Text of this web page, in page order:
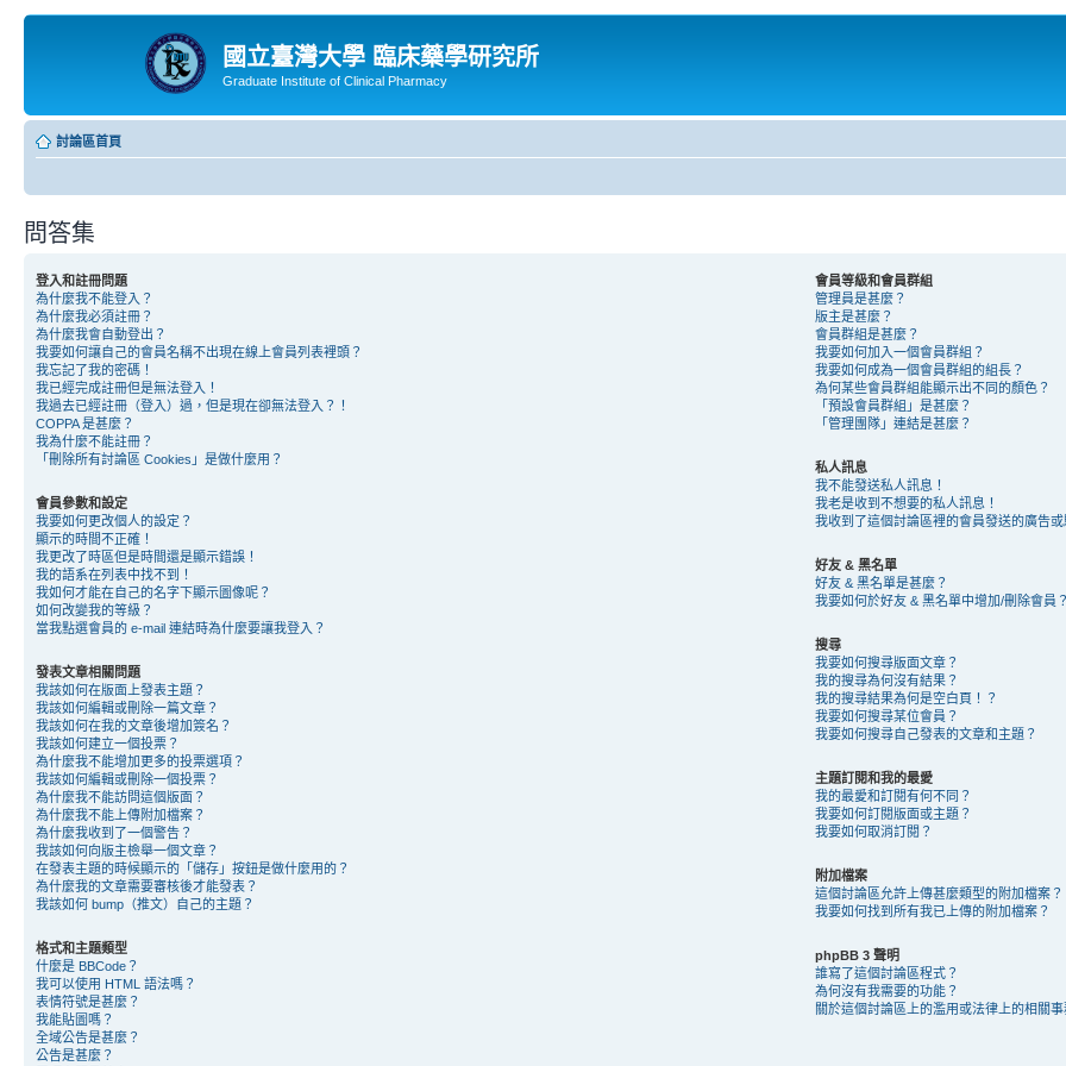
國立臺灣大學 臨床藥學研究所
Graduate Institute of Clinical Pharmacy
討論區首頁
問答集
登入和註冊問題
為什麼我不能登入？
為什麼我必須註冊？
為什麼我會自動登出？
我要如何讓自己的會員名稱不出現在線上會員列表裡頭？
我忘記了我的密碼！
我已經完成註冊但是無法登入！
我過去已經註冊（登入）過，但是現在卻無法登入？！
COPPA 是甚麼？
我為什麼不能註冊？
「刪除所有討論區 Cookies」是做什麼用？
會員參數和設定
我要如何更改個人的設定？
顯示的時間不正確！
我更改了時區但是時間還是顯示錯誤！
我的語系在列表中找不到！
我如何才能在自己的名字下顯示圖像呢？
如何改變我的等級？
當我點選會員的 e-mail 連結時為什麼要讓我登入？
發表文章相關問題
我該如何在版面上發表主題？
我該如何編輯或刪除一篇文章？
我該如何在我的文章後增加簽名？
我該如何建立一個投票？
為什麼我不能增加更多的投票選項？
我該如何編輯或刪除一個投票？
為什麼我不能訪問這個版面？
為什麼我不能上傳附加檔案？
為什麼我收到了一個警告？
我該如何向版主檢舉一個文章？
在發表主題的時候顯示的「儲存」按鈕是做什麼用的？
為什麼我的文章需要審核後才能發表？
我該如何 bump（推文）自己的主題？
格式和主題類型
什麼是 BBCode？
我可以使用 HTML 語法嗎？
表情符號是甚麼？
我能貼圖嗎？
全域公告是甚麼？
公告是甚麼？
會員等級和會員群組
管理員是甚麼？
版主是甚麼？
會員群組是甚麼？
我要如何加入一個會員群組？
我要如何成為一個會員群組的組長？
為何某些會員群組能顯示出不同的顏色？
「預設會員群組」是甚麼？
「管理團隊」連結是甚麼？
私人訊息
我不能發送私人訊息！
我老是收到不想要的私人訊息！
我收到了這個討論區裡的會員發送的廣告或
好友 & 黑名單
好友 & 黑名單是甚麼？
我要如何於好友 & 黑名單中增加/刪除會員？
搜尋
我要如何搜尋版面文章？
我的搜尋為何沒有結果？
我的搜尋結果為何是空白頁！？
我要如何搜尋某位會員？
我要如何搜尋自己發表的文章和主題？
主題訂閱和我的最愛
我的最愛和訂閱有何不同？
我要如何訂閱版面或主題？
我要如何取消訂閱？
附加檔案
這個討論區允許上傳甚麼類型的附加檔案？
我要如何找到所有我已上傳的附加檔案？
phpBB 3 聲明
誰寫了這個討論區程式？
為何沒有我需要的功能？
關於這個討論區上的濫用或法律上的相關